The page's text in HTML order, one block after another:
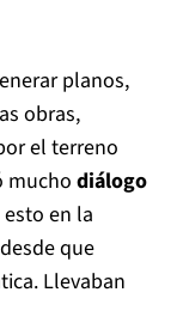
planos,
obras,
el terreno
mucho diálogo
en la
que
Llevaban